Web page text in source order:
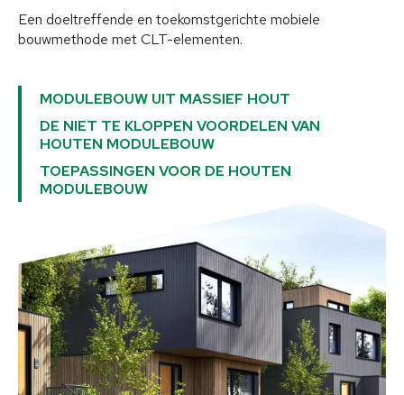
Houten modulebouw
Diensten
Voor opdrachtgevers
Voor planners en architecten
Voor aannemers en vaklui
Bouwtechniek & expertise
Projecten
Woongebouwen
Handel en industrie
Een doeltreffende en toekomstgerichte mobiele
bouwmethode met CLT-elementen.
MODULEBOUW UIT MASSIEF HOUT
DE NIET TE KLOPPEN VOORDELEN VAN
HOUTEN MODULEBOUW
TOEPASSINGEN VOOR DE HOUTEN
MODULEBOUW